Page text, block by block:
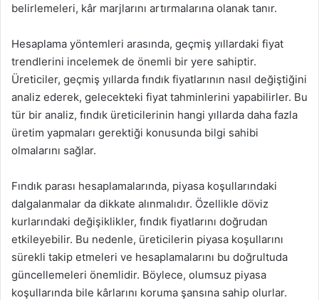
belirlemeleri, kâr marjlarını artırmalarına olanak tanır.
Hesaplama yöntemleri arasında, geçmiş yıllardaki fiyat
trendlerini incelemek de önemli bir yere sahiptir.
Üreticiler, geçmiş yıllarda fındık fiyatlarının nasıl değiştiğini
analiz ederek, gelecekteki fiyat tahminlerini yapabilirler. Bu
tür bir analiz, fındık üreticilerinin hangi yıllarda daha fazla
üretim yapmaları gerektiği konusunda bilgi sahibi
olmalarını sağlar.
Fındık parası hesaplamalarında, piyasa koşullarındaki
dalgalanmalar da dikkate alınmalıdır. Özellikle döviz
kurlarındaki değişiklikler, fındık fiyatlarını doğrudan
etkileyebilir. Bu nedenle, üreticilerin piyasa koşullarını
sürekli takip etmeleri ve hesaplamalarını bu doğrultuda
güncellemeleri önemlidir. Böylece, olumsuz piyasa
koşullarında bile kârlarını koruma şansına sahip olurlar.